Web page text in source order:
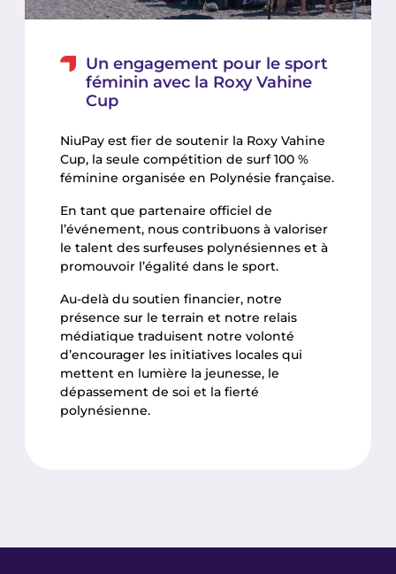
Un engagement pour le sport
féminin avec la Roxy Vahine
Cup
NiuPay est fier de soutenir la Roxy Vahine
Cup, la seule compétition de surf 100 %
féminine organisée en Polynésie française.
En tant que partenaire officiel de
l’événement, nous contribuons à valoriser
le talent des surfeuses polynésiennes et à
promouvoir l’égalité dans le sport.
Au-delà du soutien financier, notre
présence sur le terrain et notre relais
médiatique traduisent notre volonté
d’encourager les initiatives locales qui
mettent en lumière la jeunesse, le
dépassement de soi et la fierté
polynésienne.